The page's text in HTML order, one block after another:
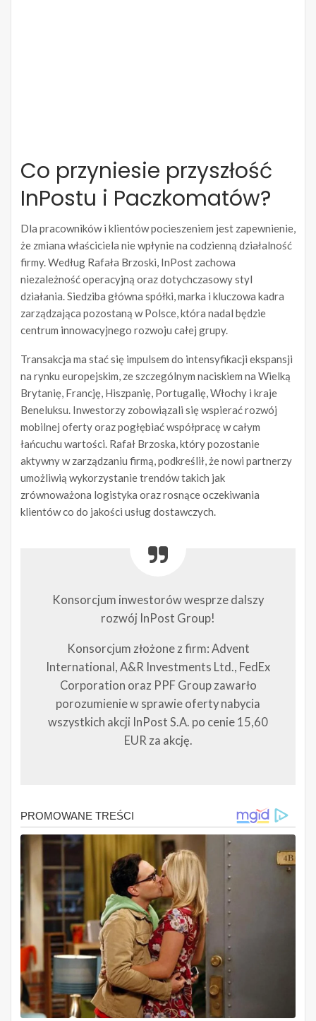
Co przyniesie przyszłość
InPostu i Paczkomatów?
Dla pracowników i klientów pocieszeniem jest zapewnienie,
że zmiana właściciela nie wpłynie na codzienną działalność
firmy. Według Rafała Brzoski, InPost zachowa
niezależność operacyjną oraz dotychczasowy styl
działania. Siedziba główna spółki, marka i kluczowa kadra
zarządzająca pozostaną w Polsce, która nadal będzie
centrum innowacyjnego rozwoju całej grupy.
Transakcja ma stać się impulsem do intensyfikacji ekspansji
na rynku europejskim, ze szczególnym naciskiem na Wielką
Brytanię, Francję, Hiszpanię, Portugalię, Włochy i kraje
Beneluksu. Inwestorzy zobowiązali się wspierać rozwój
mobilnej oferty oraz pogłębiać współpracę w całym
łańcuchu wartości. Rafał Brzoska, który pozostanie
aktywny w zarządzaniu firmą, podkreślił, że nowi partnerzy
umożliwią wykorzystanie trendów takich jak
zrównoważona logistyka oraz rosnące oczekiwania
klientów co do jakości usług dostawczych.
Konsorcjum inwestorów wesprze dalszy
rozwój InPost Group!
Konsorcjum złożone z firm: Advent
International, A&R Investments Ltd., FedEx
Corporation oraz PPF Group zawarło
porozumienie w sprawie oferty nabycia
wszystkich akcji InPost S.A. po cenie 15,60
EUR za akcję.